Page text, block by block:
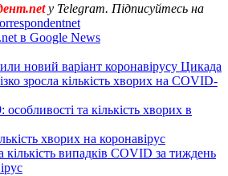
у Telegram. Підписуйтесь на
в Google News
новий варіант коронавірусу Цикада
зросла кількість хворих на COVID-
та кількість хворих в
хворих на коронавірус
кількість випадків COVID за тиждень